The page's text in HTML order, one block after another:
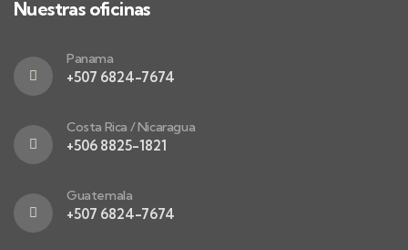
Nuestras oficinas
Panama
+507 6824-7674
Costa Rica / Nicaragua
+506 8825-1821
Guatemala
+507 6824-7674